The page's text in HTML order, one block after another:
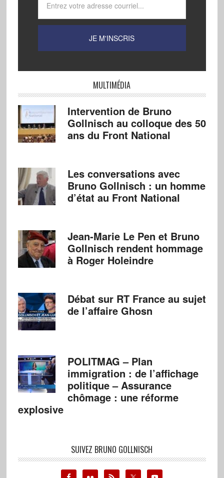
MULTIMÉDIA
Intervention de Bruno
Gollnisch au colloque des 50
ans du Front National
Les conversations avec
Bruno Gollnisch : un homme
d’état au Front National
Jean-Marie Le Pen et Bruno
Gollnisch rendent hommage
à Roger Holeindre
Débat sur RT France au sujet
de l’affaire Ghosn
POLITMAG – Plan
immigration : de l’affichage
politique – Assurance
chômage : une réforme
explosive
SUIVEZ BRUNO GOLLNISCH